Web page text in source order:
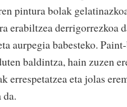
pintura bolak
erabiltzea derrigorrezkoa
aurpegia babesteko.
baldintza, hain zuzen
errespetatzea eta jolas
da.